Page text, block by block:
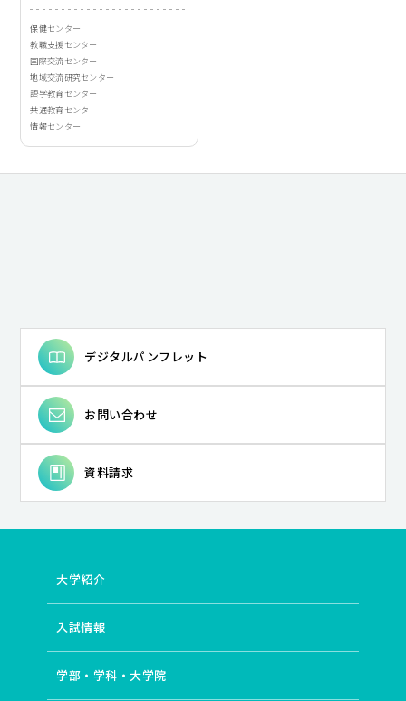
保健センター
教職支援センター
国際交流センター
地域交流研究センター
語学教育センター
共通教育センター
情報センター
デジタルパンフレット
お問い合わせ
資料請求
大学紹介
入試情報
学部・学科・大学院